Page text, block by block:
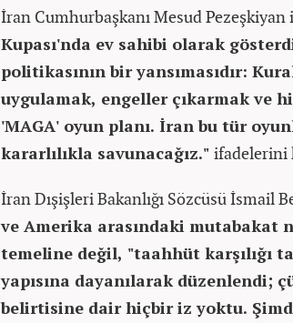
İran Cumhurbaşkanı Mesud Pezeşkiyan
Kupası'nda ev sahibi olarak
politikasının bir yansımasıdır:
uygulamak, engeller çıkarmak ve
'MAGA' oyun planı. İran bu tür
kararlılıkla savunacağız." ifadelerini
İran Dışişleri Bakanlığı Sözcüsü İsmail
ve Amerika arasındaki mutabakat
temeline değil, "taahhüt karşılığı
yapısına dayanılarak düzenlendi;
belirtisine dair hiçbir iz yoktu.